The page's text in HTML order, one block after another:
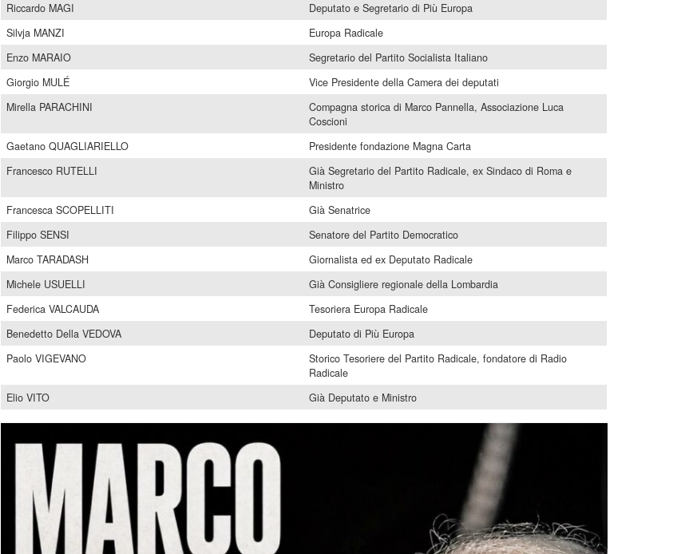
Riccardo MAGI
Deputato e Segretario di Più Europa
Silvja MANZI
Europa Radicale
Enzo MARAIO
Segretario del Partito Socialista Italiano
Giorgio MULÉ
Vice Presidente della Camera dei deputati
Mirella PARACHINI
Compagna storica di Marco Pannella, Associazione Luca
Coscioni
Gaetano QUAGLIARIELLO
Presidente fondazione Magna Carta
Francesco RUTELLI
Già Segretario del Partito Radicale, ex Sindaco di Roma e
Ministro
Francesca SCOPELLITI
Già Senatrice
Filippo SENSI
Senatore del Partito Democratico
Marco TARADASH
Giornalista ed ex Deputato Radicale
Michele USUELLI
Già Consigliere regionale della Lombardia
Federica VALCAUDA
Tesoriera Europa Radicale
Benedetto Della VEDOVA
Deputato di Più Europa
Paolo VIGEVANO
Storico Tesoriere del Partito Radicale, fondatore di Radio
Radicale
Elio VITO
Già Deputato e Ministro